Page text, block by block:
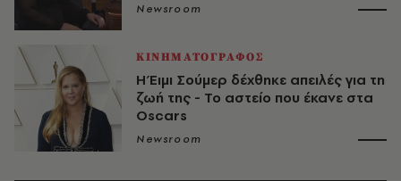
Newsroom
ΚΙΝΗΜΑΤΟΓΡΑΦΟΣ
Η Έιμι Σούμερ δέχθηκε απειλές για τη
ζωή της - To αστείο που έκανε στα
Oscars
Newsroom